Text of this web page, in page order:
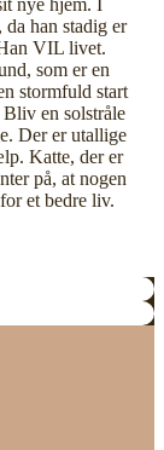
nye hjem. I
han stadig er
VIL livet.
som er en
stormfuld start
Bliv en solstråle
Der er utallige
Katte, der er
på, at nogen
et bedre liv.